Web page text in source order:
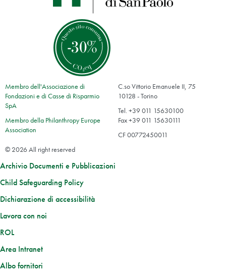
Membro dell'Associazione di
Fondazioni e di Casse di Risparmio
SpA
Membro della Philanthropy Europe
Association
C.so Vittorio Emanuele II, 75
10128 - Torino
Tel. +39 011 15630100
Fax +39 011 15630111
CF 00772450011
© 2026 All right reserved
Archivio Documenti e Pubblicazioni
Child Safeguarding Policy
Dichiarazione di accessibilità
Lavora con noi
ROL
Area Intranet
Albo fornitori